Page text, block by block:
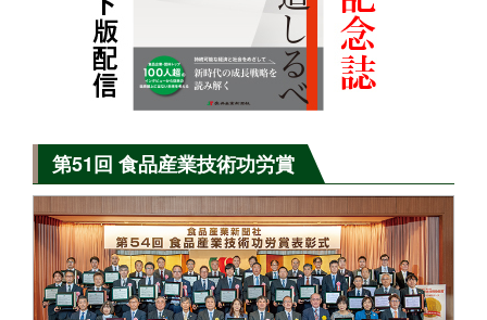
第51回 食品産業技術功労賞